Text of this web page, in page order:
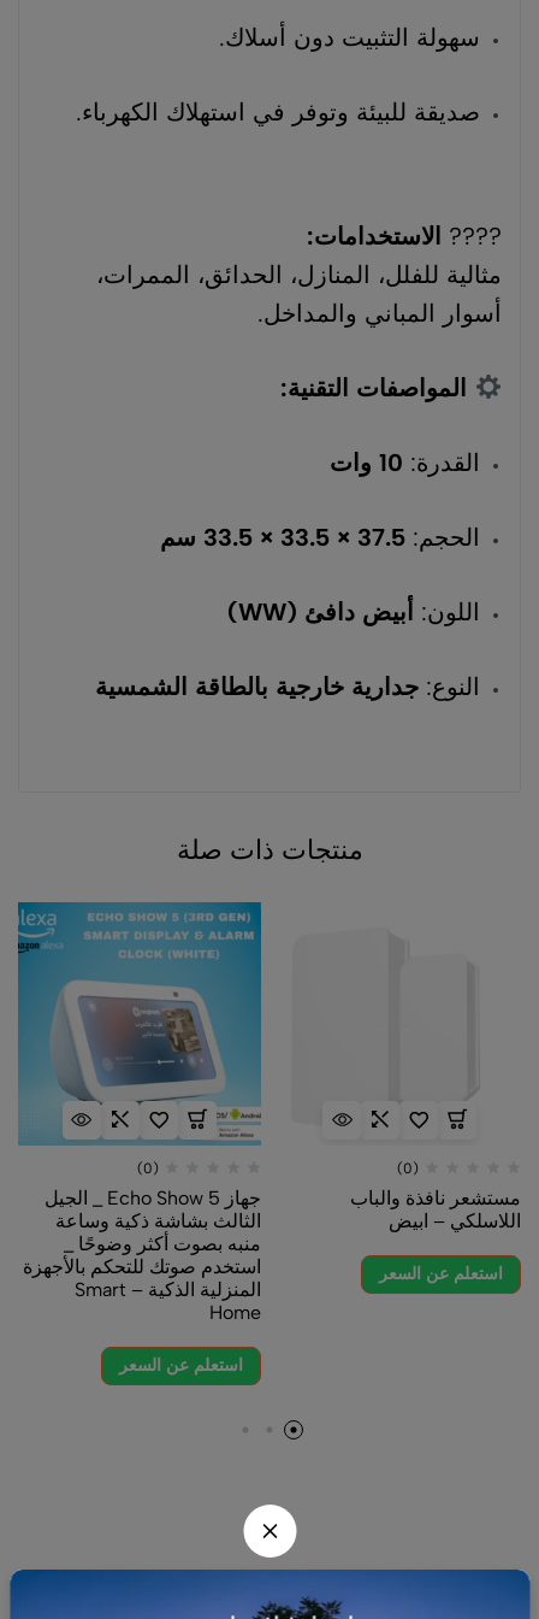
سهولة التثبيت دون أسلاك.
صديقة للبيئة وتوفر في استهلاك الكهرباء.
???? الاستخدامات:
مثالية للفلل، المنازل، الحدائق، الممرات،
أسوار المباني والمداخل.
المواصفات التقنية:
القدرة: 10 وات
الحجم:37.5 × 33.5 × 33.5 سم
اللون: أبيض دافئ (WW)
النوع:جدارية خارجية بالطاقة الشمسية
منتجات ذات صلة
(0)
مستشعر نافذة والباب
اللاسلكي – ابيض
استعلم عن السعر
(0)
جهاز Echo Show 5 _ الجيل
الثالث بشاشة ذكية وساعة
منبه بصوت أكثر وضوحًا _
استخدم صوتك للتحكم بالأجهزة
المنزلية الذكية – Smart
Home
استعلم عن السعر